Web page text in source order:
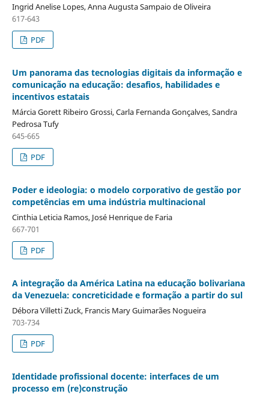
Ingrid Anelise Lopes, Anna Augusta Sampaio de Oliveira
617-643
PDF
Um panorama das tecnologias digitais da informação e
comunicação na educação: desafios, habilidades e
incentivos estatais
Márcia Gorett Ribeiro Grossi, Carla Fernanda Gonçalves, Sandra
Pedrosa Tufy
645-665
PDF
Poder e ideologia: o modelo corporativo de gestão por
competências em uma indústria multinacional
Cinthia Leticia Ramos, José Henrique de Faria
667-701
PDF
A integração da América Latina na educação bolivariana
da Venezuela: concreticidade e formação a partir do sul
Débora Villetti Zuck, Francis Mary Guimarães Nogueira
703-734
PDF
Identidade profissional docente: interfaces de um
processo em (re)construção